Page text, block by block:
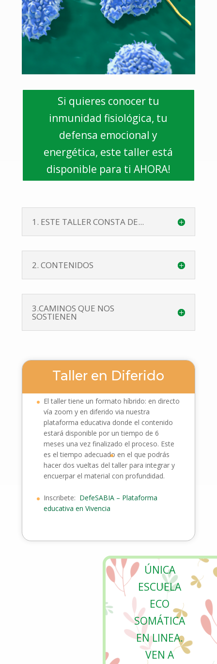
Si quieres conocer tu
inmunidad fisiológica, tu
defensa emocional y
energética, este taller está
disponible para ti AHORA!
1. ESTE TALLER CONSTA DE...
2. CONTENIDOS
3.CAMINOS QUE NOS
SOSTIENEN
Taller en Diferido
El taller tiene un formato híbrido: en directo
vía zoom y en diferido via nuestra
plataforma educativa donde el contenido
estará disponible por un tiempo de 6
meses una vez finalizado el proceso. Este
es el tiempo adecuado en el que podrás
hacer dos vueltas del taller para integrar y
encuerpar el material con profundidad.
Inscribete: DefeSABIA – Plataforma
educativa en Vivencia
ÚNICA
ESCUELA
ECO
SOMÁTICA
EN LINEA.
VEN A